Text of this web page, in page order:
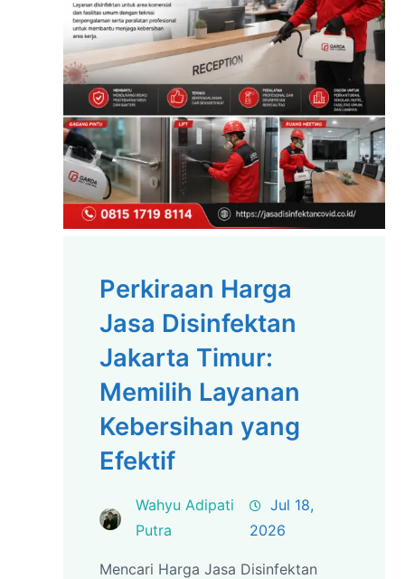
Perkiraan Harga
Jasa Disinfektan
Jakarta Timur:
Memilih Layanan
Kebersihan yang
Efektif
Wahyu Adipati
Putra
Jul 18,
2026
Mencari Harga Jasa Disinfektan